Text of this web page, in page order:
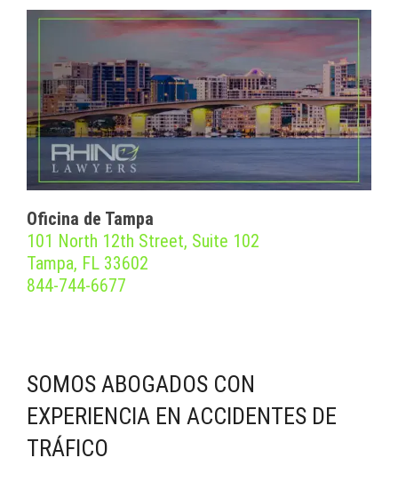
Oficina de Tampa
101 North 12th Street, Suite 102
Tampa, FL 33602
844-744-6677
SOMOS ABOGADOS CON
EXPERIENCIA EN ACCIDENTES DE
TRÁFICO